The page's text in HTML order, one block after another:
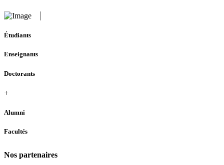
Étudiants
Enseignants
Doctorants
+
Alumni
Facultés
Nos partenaires